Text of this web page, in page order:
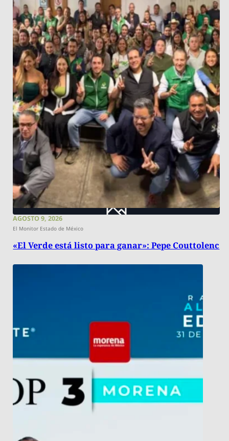
AGOSTO 9, 2026
El Monitor Estado de México
«El Verde está listo para ganar»: Pepe Couttolenc